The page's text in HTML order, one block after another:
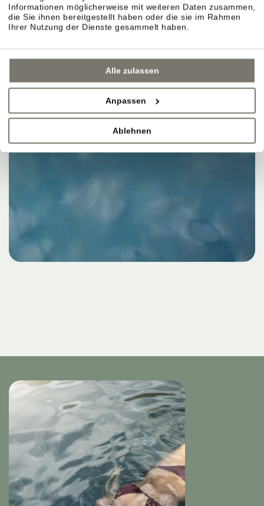
Informationen möglicherweise mit weiteren Daten zusammen,
die Sie ihnen bereitgestellt haben oder die sie im Rahmen
Ihrer Nutzung der Dienste gesammelt haben.
Alle zulassen
Anpassen
Ablehnen